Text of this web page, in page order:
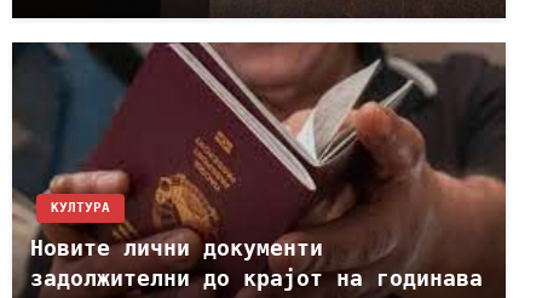
КУЛТУРА
Новите лични документи
задолжителни до крајот на годинава